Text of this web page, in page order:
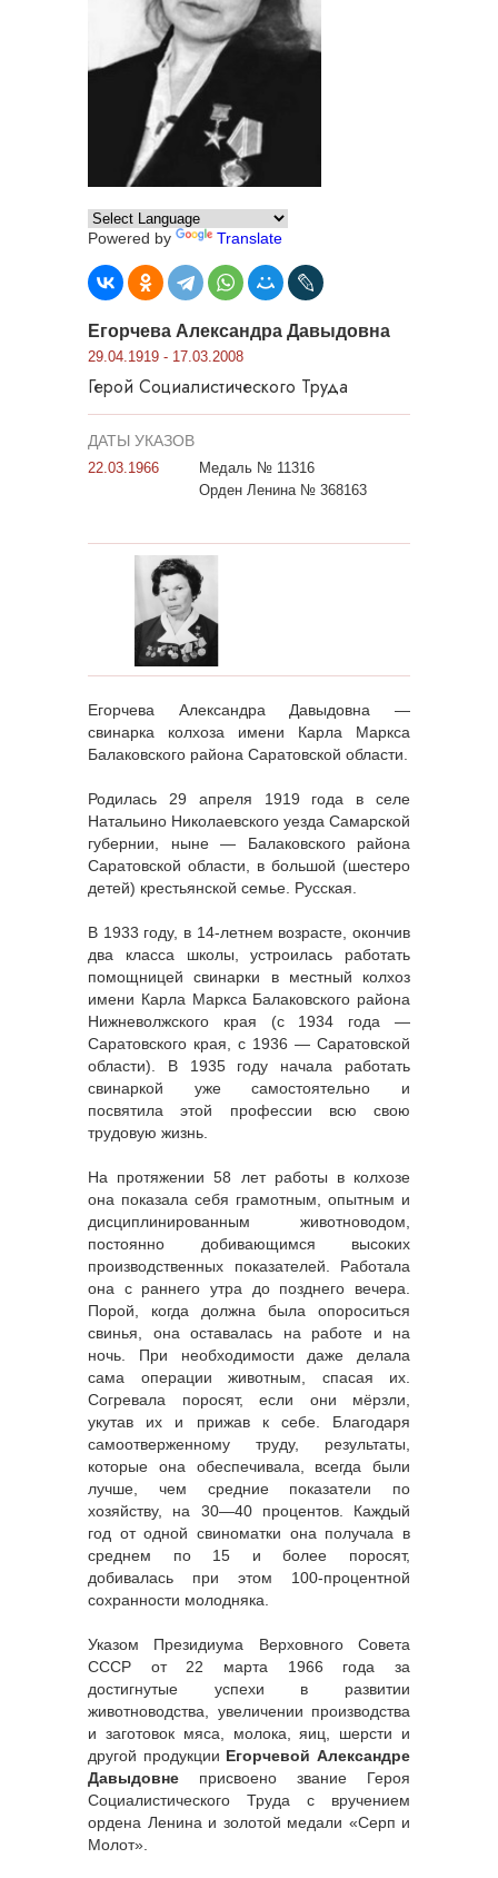
Powered by Translate
Егорчева Александра Давыдовна
29.04.1919 - 17.03.2008
Герой Социалистического Труда
ДАТЫ УКАЗОВ
22.03.1966
Медаль № 11316
Орден Ленина № 368163
Егорчева Александра Давыдовна —
свинарка колхоза имени Карла Маркса
Балаковского района Саратовской области.
Родилась 29 апреля 1919 года в селе
Натальино Николаевского уезда Самарской
губернии, ныне — Балаковского района
Саратовской области, в большой (шестеро
детей) крестьянской семье. Русская.
В 1933 году, в 14-летнем возрасте, окончив
два класса школы, устроилась работать
помощницей свинарки в местный колхоз
имени Карла Маркса Балаковского района
Нижневолжского края (с 1934 года —
Саратовского края, с 1936 — Саратовской
области). В 1935 году начала работать
свинаркой уже самостоятельно и
посвятила этой профессии всю свою
трудовую жизнь.
На протяжении 58 лет работы в колхозе
она показала себя грамотным, опытным и
дисциплинированным животноводом,
постоянно добивающимся высоких
производственных показателей. Работала
она с раннего утра до позднего вечера.
Порой, когда должна была опороситься
свинья, она оставалась на работе и на
ночь. При необходимости даже делала
сама операции животным, спасая их.
Согревала поросят, если они мёрзли,
укутав их и прижав к себе. Благодаря
самоотверженному труду, результаты,
которые она обеспечивала, всегда были
лучше, чем средние показатели по
хозяйству, на 30—40 процентов. Каждый
год от одной свиноматки она получала в
среднем по 15 и более поросят,
добивалась при этом 100-процентной
сохранности молодняка.
Указом Президиума Верховного Совета
СССР от 22 марта 1966 года за
достигнутые успехи в развитии
животноводства, увеличении производства
и заготовок мяса, молока, яиц, шерсти и
другой продукции Егорчевой Александре
Давыдовне присвоено звание Героя
Социалистического Труда с вручением
ордена Ленина и золотой медали «Серп и
Молот».